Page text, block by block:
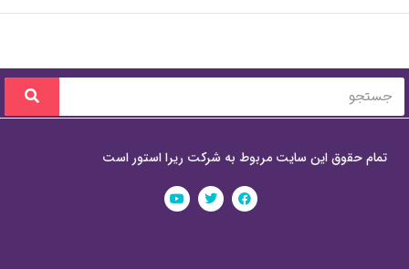
تمام حقوق این سایت مربوط به شرکت ریرا استور است